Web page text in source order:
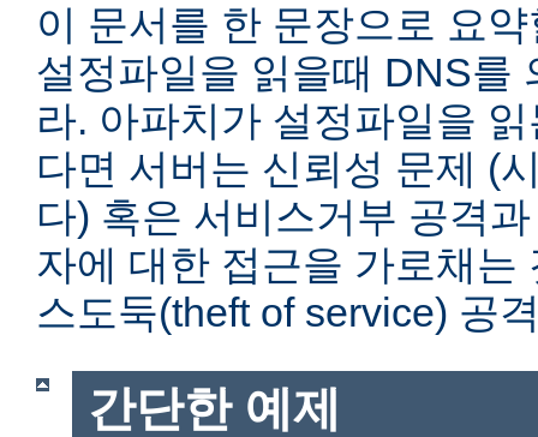
이 문서를 한 문장으로 요
설정파일을 읽을때 DNS를
라. 아파치가 설정파일을
다면 서버는 신뢰성 문제 (
다) 혹은 서비스거부 공격
자에 대한 접근을 가로채는
스도둑(theft of service) 공
간단한 예제